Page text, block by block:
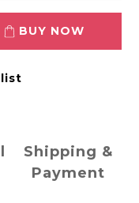
BUY NOW
Shipping &
Payment